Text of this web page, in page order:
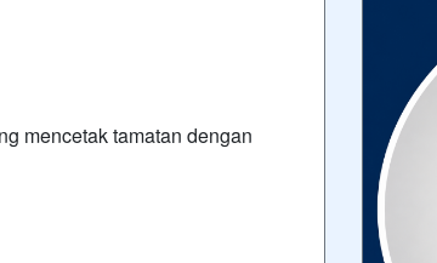
mencetak tamatan dengan